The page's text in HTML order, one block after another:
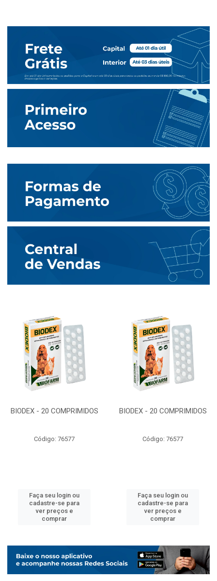
BIODEX - 20 COMPRIMIDOS
Código: 76577
Faça seu login ou
cadastre-se para
ver preços e
comprar
BIODEX - 20 COMPRIMIDOS
Código: 76577
Faça seu login ou
cadastre-se para
ver preços e
comprar